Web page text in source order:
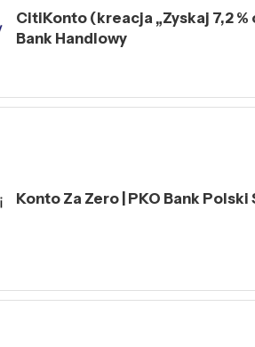
CitiKonto (kreacja „Zyskaj 7,2 %
Bank Handlowy
Konto Za Zero | PKO Bank Polski